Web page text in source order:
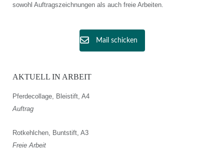
sowohl Auftragszeichnungen als auch freie Arbeiten.
Mail schicken
AKTUELL IN ARBEIT
Pferdecollage, Bleistift, A4
Auftrag
Rotkehlchen, Buntstift, A3
Freie Arbeit